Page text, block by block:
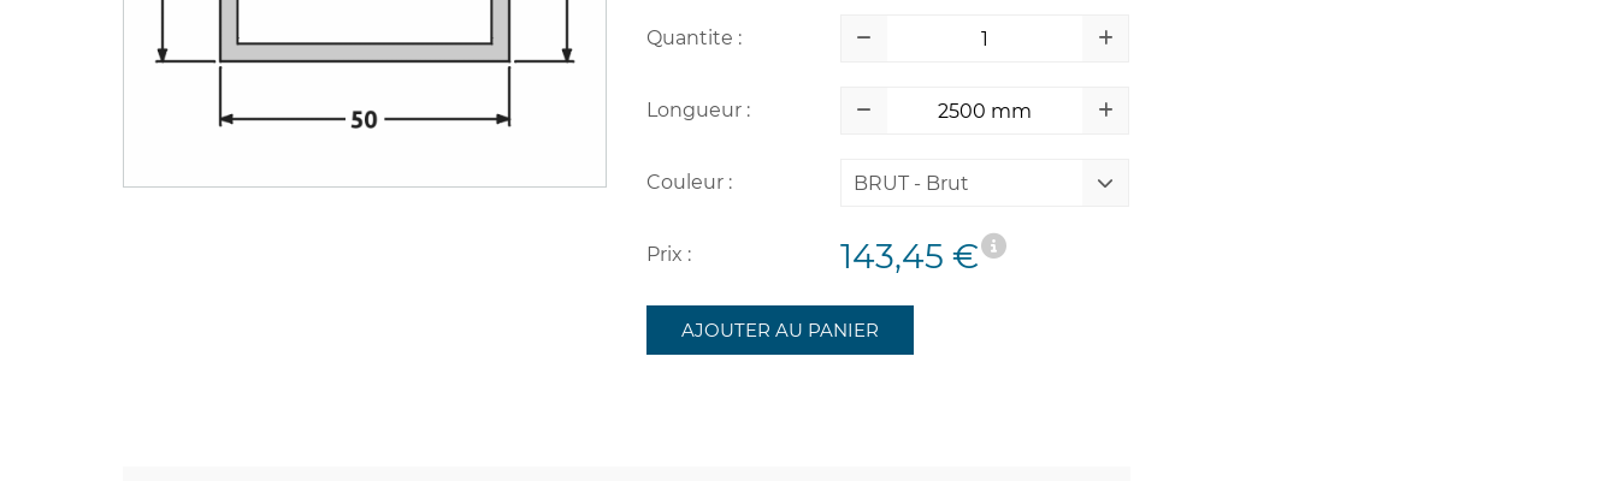
Quantite :
Longueur :
Couleur : BRUT - Brut
Prix : 143,45 €
AJOUTER AU PANIER